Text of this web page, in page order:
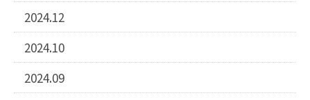
2024.12
2024.10
2024.09